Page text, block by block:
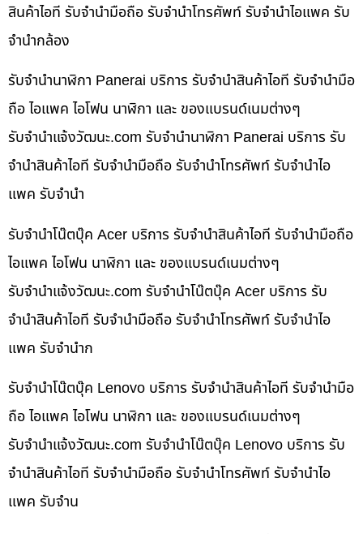
สินค้าไอที รับจำนำมือถือ รับจำนำโทรศัพท์ รับจำนำไอแพค รับ
จำนำกล้อง
รับจำนำนาฬิกา Panerai บริการ รับจำนำสินค้าไอที รับจำนำมือ
ถือ ไอแพค ไอโฟน นาฬิกา และ ของแบรนด์เนมต่างๆ
รับจํานําแจ้งวัฒนะ.com รับจำนำนาฬิกา Panerai บริการ รับ
จำนำสินค้าไอที รับจำนำมือถือ รับจำนำโทรศัพท์ รับจำนำไอ
แพค รับจำนำ
รับจำนำโน๊ตบุ๊ค Acer บริการ รับจำนำสินค้าไอที รับจำนำมือถือ
ไอแพค ไอโฟน นาฬิกา และ ของแบรนด์เนมต่างๆ
รับจํานําแจ้งวัฒนะ.com รับจำนำโน๊ตบุ๊ค Acer บริการ รับ
จำนำสินค้าไอที รับจำนำมือถือ รับจำนำโทรศัพท์ รับจำนำไอ
แพค รับจำนำก
รับจำนำโน๊ตบุ๊ค Lenovo บริการ รับจำนำสินค้าไอที รับจำนำมือ
ถือ ไอแพค ไอโฟน นาฬิกา และ ของแบรนด์เนมต่างๆ
รับจํานําแจ้งวัฒนะ.com รับจำนำโน๊ตบุ๊ค Lenovo บริการ รับ
จำนำสินค้าไอที รับจำนำมือถือ รับจำนำโทรศัพท์ รับจำนำไอ
แพค รับจำน